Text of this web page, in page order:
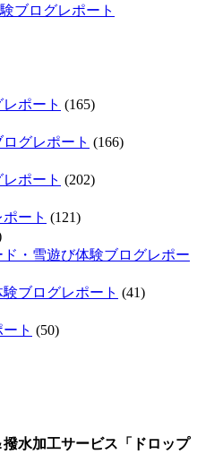
ブログレポート
ポート (165)
グレポート (166)
ポート (202)
ート (121)
・雪遊び体験ブログレポー
ブログレポート (41)
ト (50)
水加工サービス「ドロップ